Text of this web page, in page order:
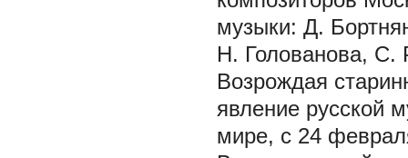
музыки: Д.
Н. Голованова, С.
Возрождая
явление русской
мире, с 24